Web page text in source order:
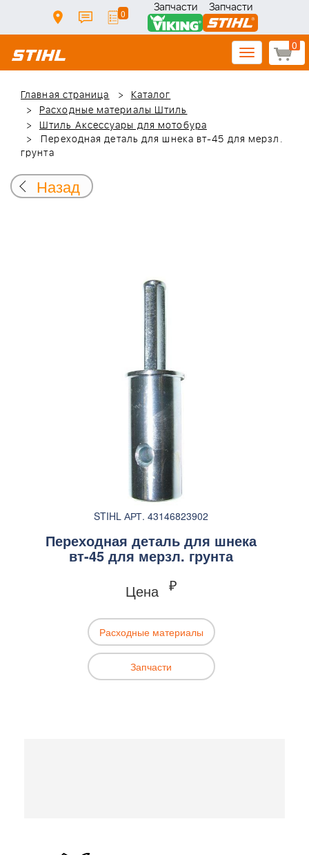
0 Запчасти Запчасти
0
Toggle
navigation
Главная страница
Каталог
Расходные материалы Штиль
Штиль Аксессуары для мотобура
Переходная деталь для шнека вт-45 для мерзл.
грунта
Назад
STIHL АРТ. 43146823902
Переходная деталь для шнека
вт-45 для мерзл. грунта
Цена ₽
Расходные материалы
Запчасти